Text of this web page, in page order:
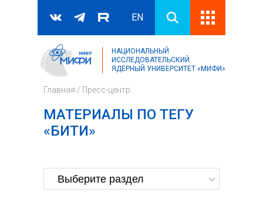
Форма поиска
Поиск
EN
НАЦИОНАЛЬНЫЙ
ИССЛЕДОВАТЕЛЬСКИЙ
ЯДЕРНЫЙ УНИВЕРСИТЕТ «МИФИ»
Главная / Пресс-центр
МАТЕРИАЛЫ ПО ТЕГУ
«БИТИ»